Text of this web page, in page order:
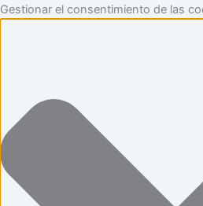
Gestionar el consentimiento de las
Funcional
Preferencias
Estadísticas
Marketing
Ir